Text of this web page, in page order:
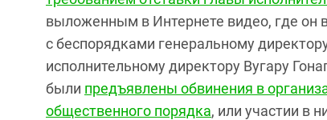
выложенным в Интернете видео, где он
с беспорядками генеральному
исполнительному директору Вугару
были предъявлены обвинения в
общественного порядка, или участии в